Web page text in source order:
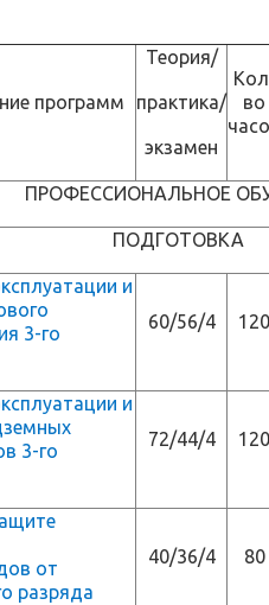
программ
Теория/
практика/
экзамен
во
ПРОФЕССИОНАЛЬНОЕ
ПОДГОТОВКА
и
3-го
60/56/4 120
и
3-го
72/44/4 120
от
разряда
40/36/4 80